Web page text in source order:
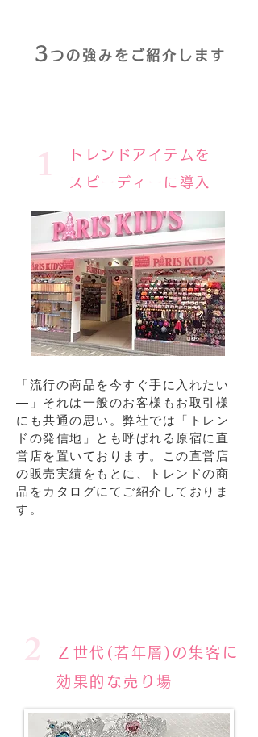
3 つの強みをご紹介します
1
トレンドアイテムを
スピーディーに導入
「流行の商品を今すぐ手に入れたい
―」それは一般のお客様もお取引様
にも共通の思い。弊社では「トレン
ドの発信地」とも呼ばれる原宿に直
営店を置いております。この直営店
の販売実績をもとに、トレンドの商
品をカタログにてご紹介しておりま
す。
2
Ｚ世代(若年層)の集客に
効果的な売り場